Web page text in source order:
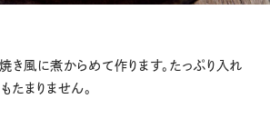
き風に煮からめて作ります。たっぷり入れ
たまりません。